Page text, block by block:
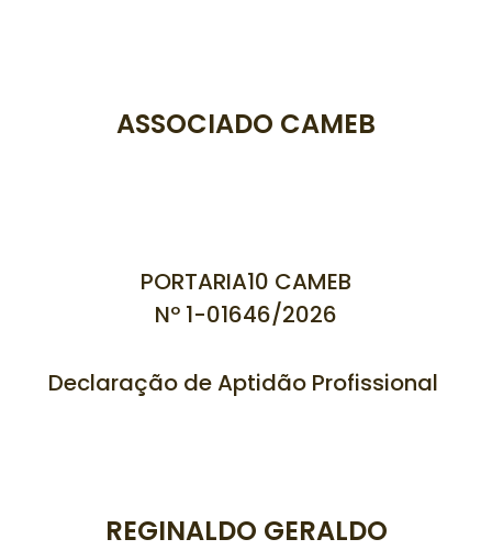
ASSOCIADO CAMEB
PORTARIA10 CAMEB
Nº 1-01646/2026
Declaração de Aptidão Profissional
REGINALDO GERALDO